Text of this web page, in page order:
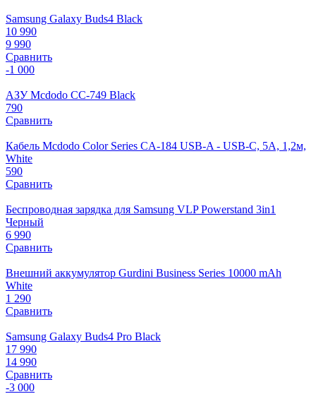
Samsung Galaxy Buds4 Black
10 990
9 990
Сравнить
-1 000
АЗУ Mcdodo CC-749 Black
790
Сравнить
Кабель Mcdodo Color Series CA-184 USB-A - USB-C, 5A, 1,2м,
White
590
Сравнить
Беспроводная зарядка для Samsung VLP Powerstand 3in1
Черный
6 990
Сравнить
Внешний аккумулятор Gurdini Business Series 10000 mAh
White
1 290
Сравнить
Samsung Galaxy Buds4 Pro Black
17 990
14 990
Сравнить
-3 000